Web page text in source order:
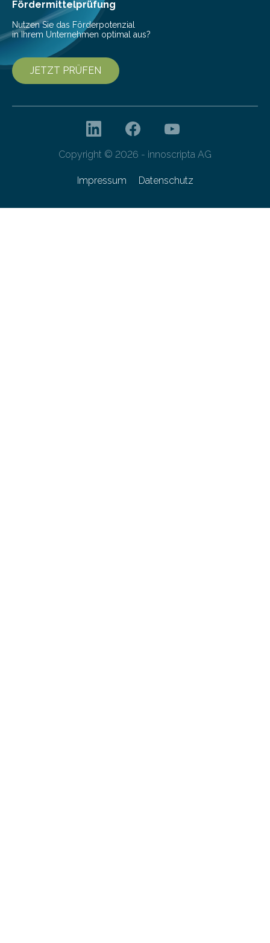
Forschungsprogramm „Datenrekonstruktion…
Fördermittelprüfung
Nutzen Sie das Förderpotenzial
in Ihrem Unternehmen optimal aus?
JETZT PRÜFEN
Copyright © 2026 - innoscripta AG
Impressum Datenschutz